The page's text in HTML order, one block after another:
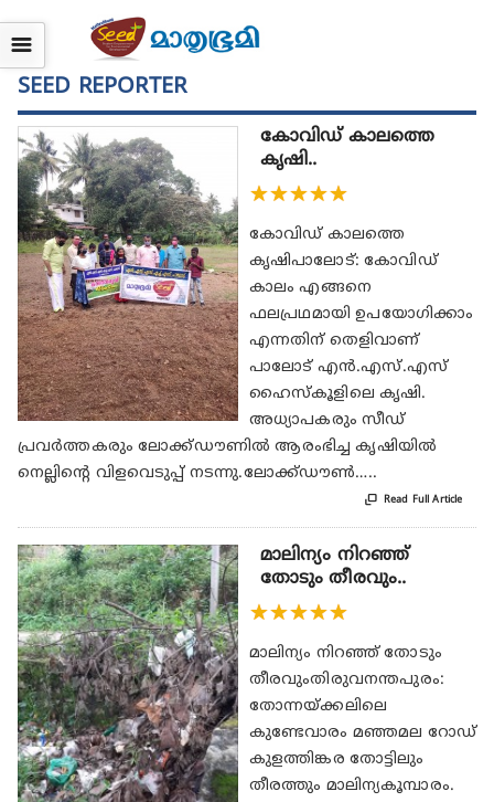
☰
SEED REPORTER
കോവിഡ് കാലത്തെ
കൃഷി..
★★★★★
കോവിഡ് കാലത്തെ
കൃഷിപാലോട്: കോവിഡ്
കാലം എങ്ങനെ
ഫലപ്രഥമായി ഉപയോഗിക്കാം
എന്നതിന് തെളിവാണ്
പാലോട് എന്‍.എസ്.എസ്
ഹൈസ്‌കൂളിലെ കൃഷി.
അധ്യാപകരും സീഡ്
പ്രവര്‍ത്തകരും ലോക്ക്ഡൗണില്‍ ആരംഭിച്ച കൃഷിയില്‍
നെല്ലിന്റെ വിളവെടുപ്പ് നടന്നു.ലോക്ക്ഡൗണ്‍…..
 Read Full Article
മാലിന്യം നിറഞ്ഞ്
തോടും തീരവും..
★★★★★
മാലിന്യം നിറഞ്ഞ് തോടും
തീരവുംതിരുവനന്തപുരം:
തോന്നയ്ക്കലിലെ
കുണ്ടേവാരം മഞ്ഞമല റോഡ്
കുളത്തിങ്കര തോട്ടിലും
തീരത്തും മാലിന്യകൂമ്പാരം.